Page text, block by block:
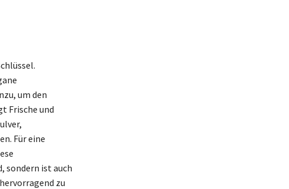
um den
Frische und
Für eine
sondern ist auch
zu